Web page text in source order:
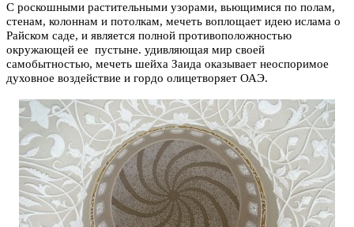
С роскошными растительными узорами, вьющимися по полам,
стенам, колоннам и потолкам, мечеть воплощает идею ислама о
Райском саде, и является полной противоположностью
окружающей ее пустыне. удивляющая мир своей
самобытностью, мечеть шейха Заида оказывает неоспоримое
духовное воздействие и гордо олицетворяет ОАЭ.